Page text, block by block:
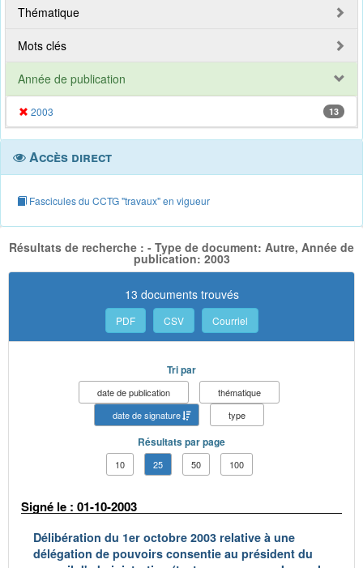
Thématique
Mots clés
Année de publication
2003 13
Accès direct
Fascicules du CCTG "travaux" en vigueur
Résultats de recherche : - Type de document: Autre, Année de
publication: 2003
13 documents trouvés
PDF CSV Courriel
Tri par
date de publication
thématique
date de signature
type
Résultats par page
10 25 50 100
Signé le : 01-10-2003
Délibération du 1er octobre 2003 relative à une
délégation de pouvoirs consentie au président du